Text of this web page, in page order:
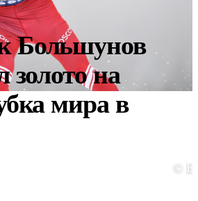
Большунов
золото на
мира в
©